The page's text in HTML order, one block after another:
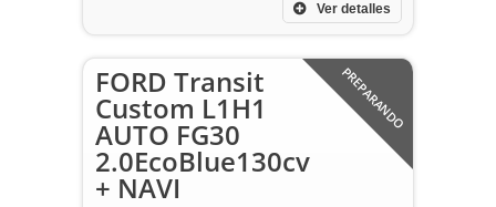
Ver detalles
PREPARANDO
FORD Transit
Custom L1H1
AUTO FG30
2.0EcoBlue130cv
+ NAVI